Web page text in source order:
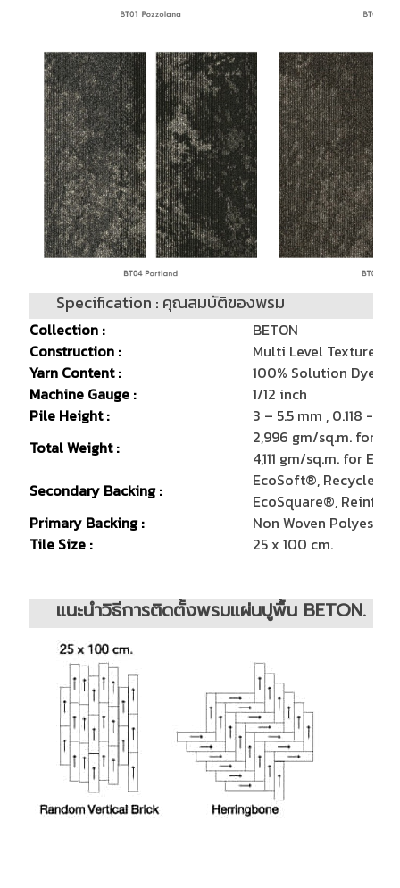
Specification : คุณสมบัติของพรม
Collection :
BETON
Construction :
Multi Level Texture
Yarn Content :
100% Solution Dyed
Machine Gauge :
1/12 inch
Pile Height :
3 – 5.5 mm , 0.118 -
Total Weight :
2,996 gm/sq.m. for
4,111 gm/sq.m. for
Secondary Backing :
EcoSoft®, Recycled
EcoSquare®,
Primary Backing :
Non Woven Polyester
Tile Size :
25 x 100 cm.
แนะนำวิธีการติดตั้งพรมแผ่นปูพื้น BETON.